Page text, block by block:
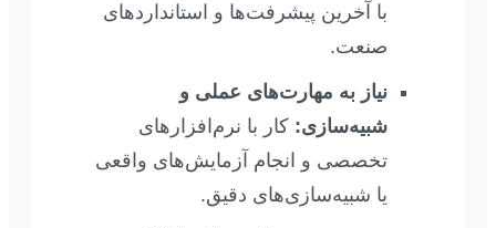
با آخرین پیشرفت‌ها و استانداردهای
صنعت.
نیاز به مهارت‌های عملی و
شبیه‌سازی: کار با نرم‌افزارهای
تخصصی و انجام آزمایش‌های واقعی
یا شبیه‌سازی‌های دقیق.